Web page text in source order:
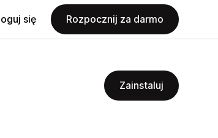
się Rozpocznij za darmo
Zainstaluj